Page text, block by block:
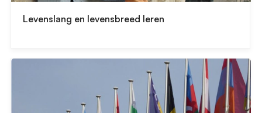
Levenslang en levensbreed leren